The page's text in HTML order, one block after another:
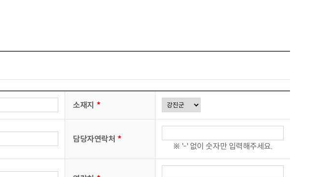
소재지 *
담당자연락처 *
※ '-' 없이 숫자만 입력해주세요.